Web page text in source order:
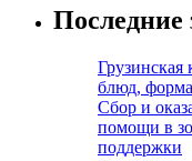
Последние
Грузинская
блюд,
Сбор и
помощи в
поддержки